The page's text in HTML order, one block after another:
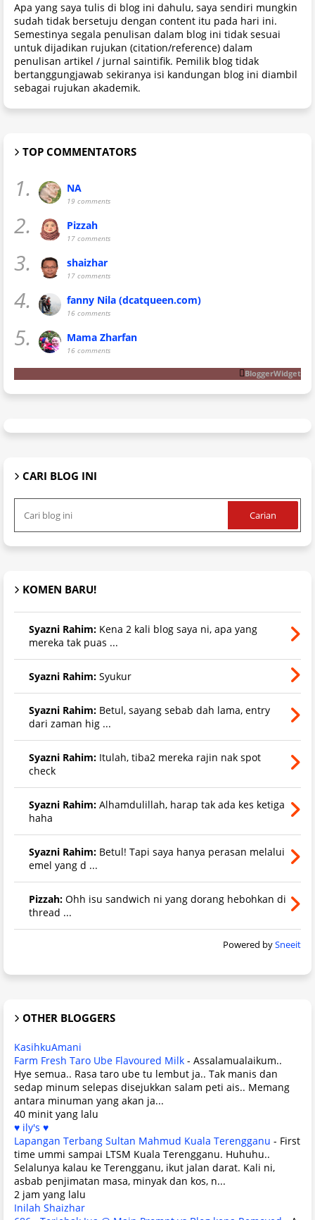
Apa yang saya tulis di blog ini dahulu, saya sendiri mungkin
sudah tidak bersetuju dengan content itu pada hari ini.
Semestinya segala penulisan dalam blog ini tidak sesuai
untuk dijadikan rujukan (citation/reference) dalam
penulisan artikel / jurnal saintifik. Pemilik blog tidak
bertanggungjawab sekiranya isi kandungan blog ini diambil
sebagai rujukan akademik.
TOP COMMENTATORS
1. NA
19 comments
2. Pizzah
17 comments
3. shaizhar
17 comments
4. fanny Nila (dcatqueen.com)
16 comments
5. Mama Zharfan
16 comments
BloggerWidget
CARI BLOG INI
KOMEN BARU!
Syazni Rahim: Kena 2 kali blog saya ni, apa yang
mereka tak puas ...
Syazni Rahim: Syukur
Syazni Rahim: Betul, sayang sebab dah lama, entry
dari zaman hig ...
Syazni Rahim: Itulah, tiba2 mereka rajin nak spot
check
Syazni Rahim: Alhamdulillah, harap tak ada kes ketiga
haha
Syazni Rahim: Betul! Tapi saya hanya perasan melalui
emel yang d ...
Pizzah: Ohh isu sandwich ni yang dorang hebohkan di
thread ...
Powered bySneeit
OTHER BLOGGERS
KasihkuAmani
Farm Fresh Taro Ube Flavoured Milk - Assalamualaikum..
Hye semua.. Rasa taro ube tu lembut ja.. Tak manis dan
sedap minum selepas disejukkan salam peti ais.. Memang
antara minuman yang akan ja...
40 minit yang lalu
♥ ily's ♥
Lapangan Terbang Sultan Mahmud Kuala Terengganu - First
time ummi sampai LTSM Kuala Terengganu. Huhuhu..
Selalunya kalau ke Terengganu, ikut jalan darat. Kali ni,
asbab penjimatan masa, minyak dan kos, n...
2 jam yang lalu
Inilah Shaizhar